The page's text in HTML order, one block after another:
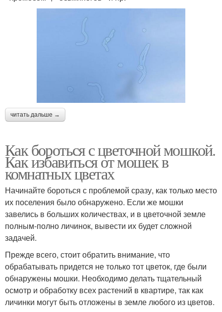
читать дальше →
Как бороться с цветочной мошкой.
Как избавиться от мошек в
комнатных цветах
Начинайте бороться с проблемой сразу, как только место
их поселения было обнаружено. Если же мошки
завелись в больших количествах, и в цветочной земле
полным-полно личинок, вывести их будет сложной
задачей.
Прежде всего, стоит обратить внимание, что
обрабатывать придется не только тот цветок, где были
обнаружены мошки. Необходимо делать тщательный
осмотр и обработку всех растений в квартире, так как
личинки могут быть отложены в земле любого из цветов.